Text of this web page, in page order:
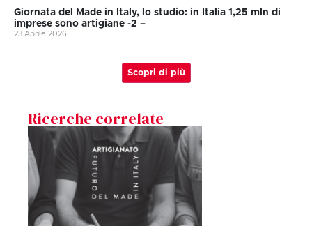
Giornata del Made in Italy, lo studio: in Italia 1,25 mln di
imprese sono artigiane -2 –
23 Aprile 2026
Scopri di più
Ricerche correlate